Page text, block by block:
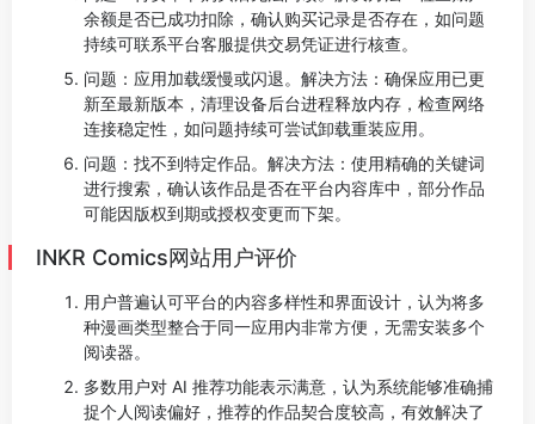
余额是否已成功扣除，确认购买记录是否存在，如问题
持续可联系平台客服提供交易凭证进行核查。
问题：应用加载缓慢或闪退。解决方法：确保应用已更
新至最新版本，清理设备后台进程释放内存，检查网络
连接稳定性，如问题持续可尝试卸载重装应用。
问题：找不到特定作品。解决方法：使用精确的关键词
进行搜索，确认该作品是否在平台内容库中，部分作品
可能因版权到期或授权变更而下架。
INKR Comics网站用户评价
用户普遍认可平台的内容多样性和界面设计，认为将多
种漫画类型整合于同一应用内非常方便，无需安装多个
阅读器。
多数用户对 AI 推荐功能表示满意，认为系统能够准确捕
捉个人阅读偏好，推荐的作品契合度较高，有效解决了